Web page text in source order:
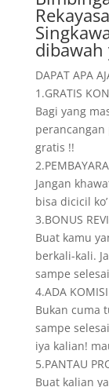
dibawah
DAPAT APA
1.GRATIS
Bagi yang
perancangan
gratis !!
Jangan
bisa dicicil
3.BONUS
Buat kamu
berkali-kali.
sampe
4.ADA
Bukan cuma
sampe
iya kalian!
5.PANTAU
Buat kalian